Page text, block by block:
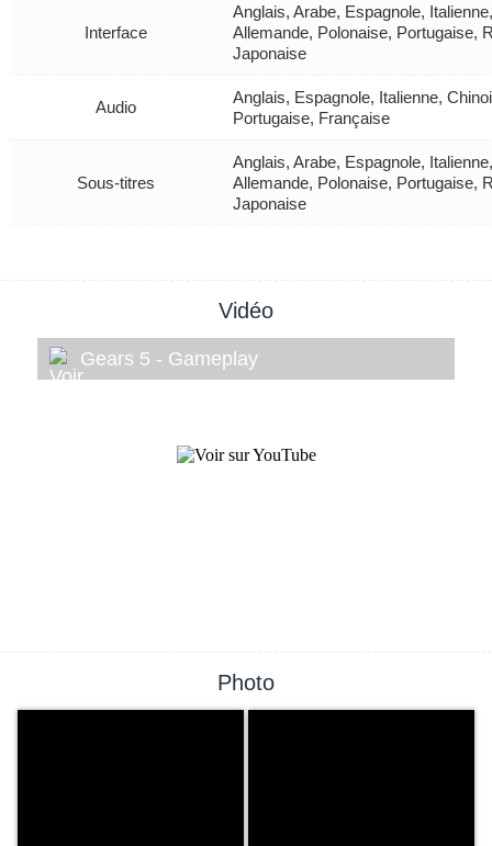
Interface
Anglais, Arabe, Espagnole,
Allemande, Polonaise, Portugaise,
Japonaise
Audio
Anglais, Espagnole, Italienne,
Portugaise, Française
Sous-titres
Anglais, Arabe, Espagnole,
Allemande, Polonaise, Portugaise,
Japonaise
Vidéo
Gears 5 - Gameplay
Photo